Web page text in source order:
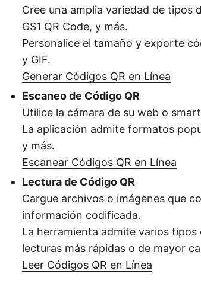
Cree una amplia variedad de tipos
GS1 QR Code, y más.
Personalice el tamaño y exporte
y GIF.
Generar Códigos QR en Línea
Escaneo de Código QR
Utilice la cámara de su web o
La aplicación admite formatos
y más.
Escanear Códigos QR en Línea
Lectura de Código QR
Cargue archivos o imágenes que
información codificada.
La herramienta admite varios
lecturas más rápidas o de mayor
Leer Códigos QR en Línea